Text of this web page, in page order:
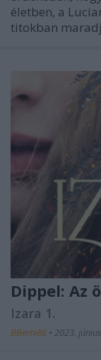
életben, a
titokban
Dippel: Az
Izara 1.
BBerni86 • 2023.